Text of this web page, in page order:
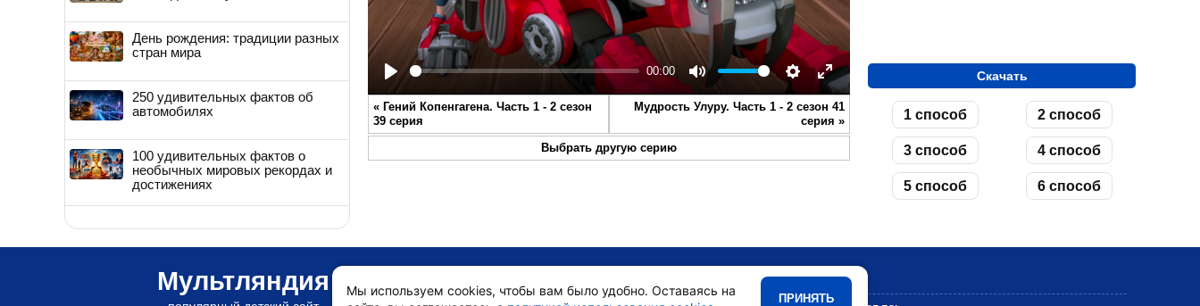
Play
00:00
Mute Settings
Enter
fullscreen
« Гений Копенгагена. Часть 1 - 2 сезон
39 серия
Мудрость Улуру. Часть 1 - 2 сезон 41
серия »
Выбрать другую серию
Скачать
1 способ 2 способ
3 способ 4 способ
5 способ 6 способ
День рождения: традиции разных
стран мира
250 удивительных фактов об
автомобилях
100 удивительных фактов о
необычных мировых рекордах и
достижениях
Мультляндия •Мультики
Мы используем cookies, чтобы вам было удобно. Оставаясь на
ПРИНЯТЬ